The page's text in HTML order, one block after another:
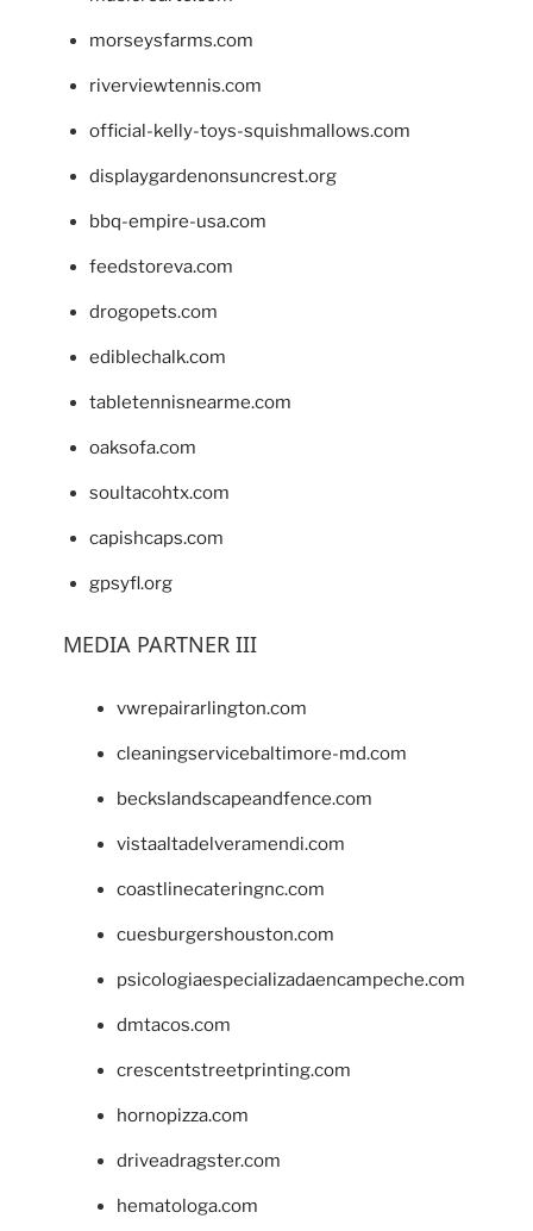
morseysfarms.com
riverviewtennis.com
official-kelly-toys-squishmallows.com
displaygardenonsuncrest.org
bbq-empire-usa.com
feedstoreva.com
drogopets.com
ediblechalk.com
tabletennisnearme.com
oaksofa.com
soultacohtx.com
capishcaps.com
gpsyfl.org
MEDIA PARTNER III
vwrepairarlington.com
cleaningservicebaltimore-md.com
beckslandscapeandfence.com
vistaaltadelveramendi.com
coastlinecateringnc.com
cuesburgershouston.com
psicologiaespecializadaencampeche.com
dmtacos.com
crescentstreetprinting.com
hornopizza.com
driveadragster.com
hematologa.com